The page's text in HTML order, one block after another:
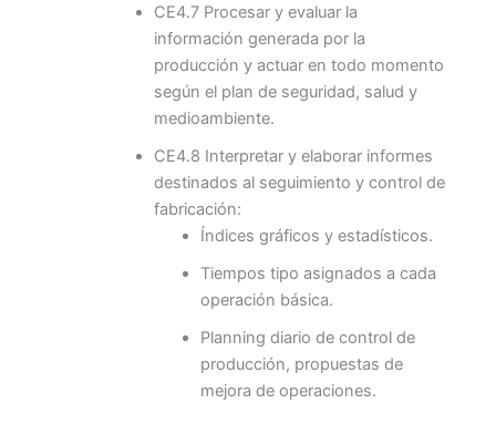
CE4.7 Procesar y evaluar la
información generada por la
producción y actuar en todo momento
según el plan de seguridad, salud y
medioambiente.
CE4.8 Interpretar y elaborar informes
destinados al seguimiento y control de
fabricación:
Índices gráficos y estadísticos.
Tiempos tipo asignados a cada
operación básica.
Planning diario de control de
producción, propuestas de
mejora de operaciones.